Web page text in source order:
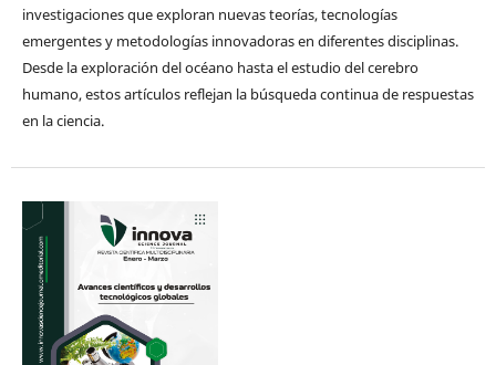
investigaciones que exploran nuevas teorías, tecnologías
emergentes y metodologías innovadoras en diferentes disciplinas.
Desde la exploración del océano hasta el estudio del cerebro
humano, estos artículos reflejan la búsqueda continua de respuestas
en la ciencia.